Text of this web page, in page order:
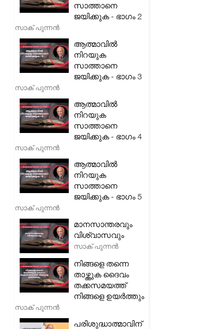
സാത്താനെ
ജയിക്കുക - ഭാഗം 2
സാക് പുന്നൻ
ആത്മാവിൽ
നിറയുക
സാത്താനെ
ജയിക്കുക - ഭാഗം 3
സാക് പുന്നൻ
ആത്മാവിൽ
നിറയുക
സാത്താനെ
ജയിക്കുക - ഭാഗം 4
സാക് പുന്നൻ
ആത്മാവിൽ
നിറയുക
സാത്താനെ
ജയിക്കുക - ഭാഗം 5
സാക് പുന്നൻ
മാനസാന്തരവും
വിശ്വാസവും
സാക് പുന്നൻ
നിങ്ങളെ തന്നെ
താഴ്ത്തുക ദൈവം
തക്കസമയത്ത്
നിങ്ങളെ ഉയർത്തും
സാക് പുന്നൻ
പരിശുദ്ധാത്മാവിന്